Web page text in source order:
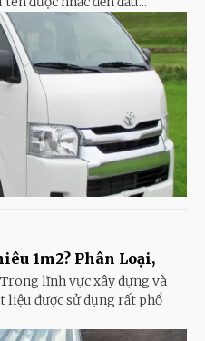
1m2? Phân Loại,
Trong lĩnh vực xây dựng và
liệu được sử dụng rất phổ